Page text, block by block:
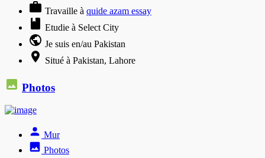
Travaille à quide azam essay
Etudie à Select City
Je suis en/au Pakistan
Situé à Pakistan, Lahore
Photos
Mur
Photos